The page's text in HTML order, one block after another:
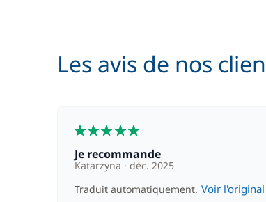
Les avis de nos
Je recommande
Katarzyna
déc. 2025
Traduit automatiquement. Voir l'original